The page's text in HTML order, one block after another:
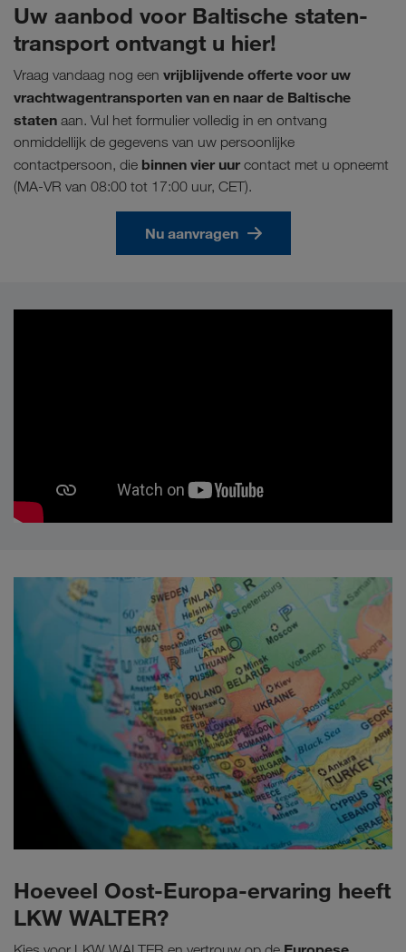
Uw aanbod voor Baltische staten-
transport ontvangt u hier!
Vraag vandaag nog een vrijblijvende offerte voor uw
vrachtwagentransporten van en naar de Baltische
staten aan. Vul het formulier volledig in en ontvang
onmiddellijk de gegevens van uw persoonlijke
contactpersoon, die binnen vier uur contact met u opneemt
(MA-VR van 08:00 tot 17:00 uur, CET).
Nu aanvragen
Hoeveel Oost-Europa-ervaring heeft
LKW WALTER?